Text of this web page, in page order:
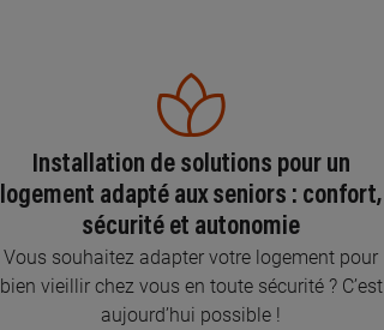
Installation de solutions pour un
logement adapté aux seniors : confort,
sécurité et autonomie
Vous souhaitez adapter votre logement pour
bien vieillir chez vous en toute sécurité ? C’est
aujourd’hui possible !